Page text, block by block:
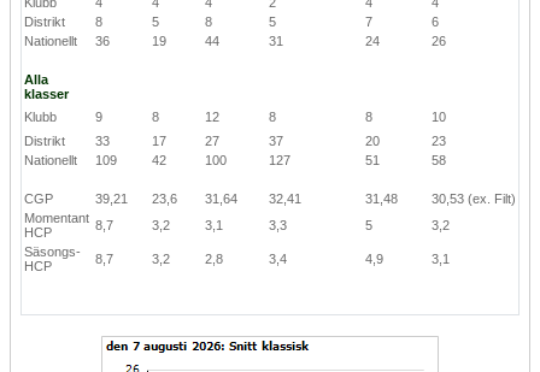
Distrikt
8 5 8 5 7
6
Nationellt
36 19 44 31 24 26
Alla
klasser
Klubb
9 8 12 8 8
10
Distrikt
33 17 27 37 20
23
Nationellt
109 42 100 127 51 58
CGP 39,21 23,6 31,64 32,41 31,48 30,53 (ex. Filt)
Momentant
HCP
8,7 3,2 3,1 3,3 5
3,2
Säsongs-
HCP
8,7 3,2 2,8 3,4 4,9 3,1